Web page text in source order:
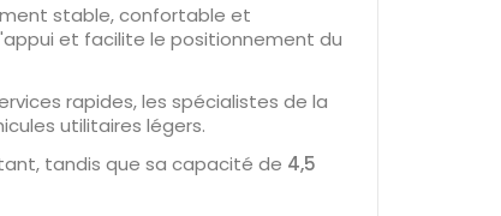
stable, confortable et
et facilite le positionnement du
rapides, les spécialistes de la
utilitaires légers.
tandis que sa capacité de 4,5